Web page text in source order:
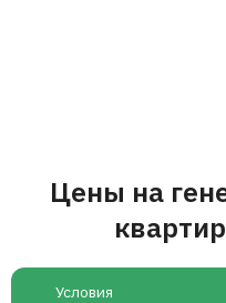
Цены на
Условия